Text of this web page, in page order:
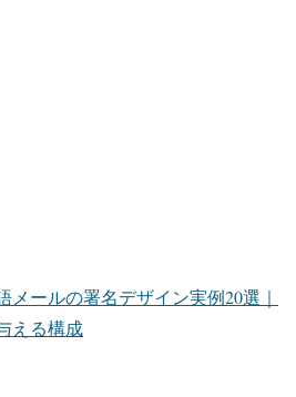
メールの署名デザイン実例20選｜
える構成